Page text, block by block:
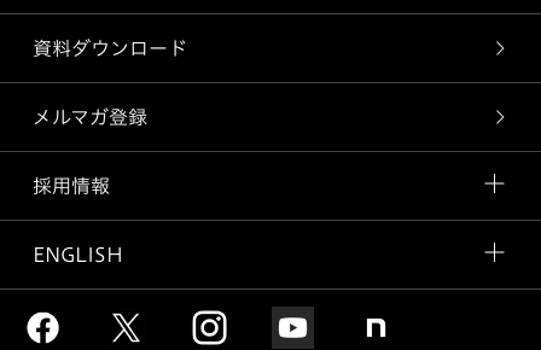
資料ダウンロード
メルマガ登録
採用情報
ENGLISH